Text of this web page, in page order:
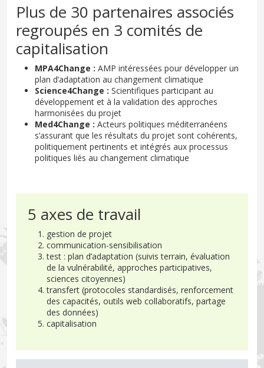
Plus de 30 partenaires associés
regroupés en 3 comités de
capitalisation
MPA4Change : AMP intéressées pour développer un
plan d’adaptation au changement climatique
Science4Change : Scientifiques participant au
développement et à la validation des approches
harmonisées du projet
Med4Change : Acteurs politiques méditerranéens
s’assurant que les résultats du projet sont cohérents,
politiquement pertinents et intégrés aux processus
politiques liés au changement climatique
5 axes de travail
gestion de projet
communication-sensibilisation
test : plan d’adaptation (suivis terrain, évaluation
de la vulnérabilité, approches participatives,
sciences citoyennes)
transfert (protocoles standardisés, renforcement
des capacités, outils web collaboratifs, partage
des données)
capitalisation